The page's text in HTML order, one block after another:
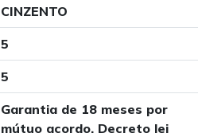
CINZENTO
5
5
Garantia de 18 meses por
mútuo acordo. Decreto lei